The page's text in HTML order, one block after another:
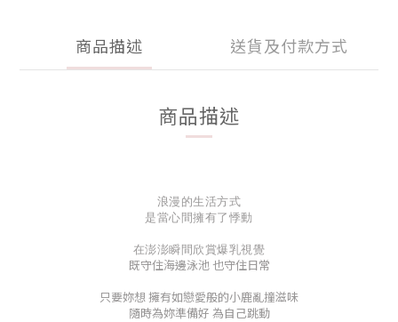
商品描述 送貨及付款方式
商品描述
浪漫的生活方式
是當心間擁有了悸動
在澎澎瞬間欣賞爆乳視覺
既守住海邊泳池 也守住日常
只要妳想 擁有如戀愛般的小鹿亂撞滋味
隨時為妳準備好 為自己跳動